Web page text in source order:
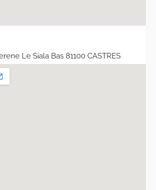
Le Siala Bas 81100 CASTRES